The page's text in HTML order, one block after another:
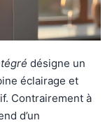
désigne un
éclairage et
Contrairement à
d’un